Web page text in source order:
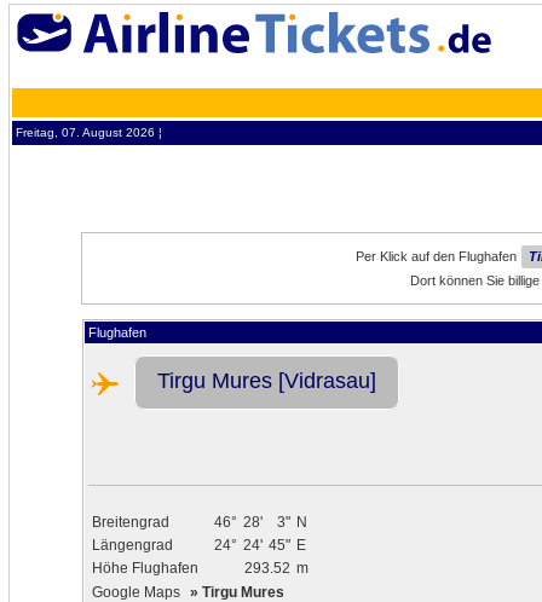
Freitag, 07. August 2026 ¦
Per Klick auf den Flughafen
Dort können Sie
Flughafen
Tirgu Mures [Vidrasau]
Breitengrad 46° 28' 3" N
Längengrad
24° 24' 45" E
Höhe Flughafen
293.52 m
Google Maps » Tirgu Mures